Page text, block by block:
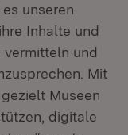
unseren
Inhalte und
vermitteln und
Mit
Museen
digitale